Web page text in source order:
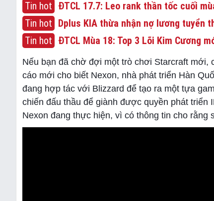
Tin hot ĐTCL 17.7: Leo rank thần tốc cuối
Tin hot Dplus KIA thừa nhận nợ lương tuyển
Tin hot ĐTCL Mùa 18: Top 3 Lõi Kim Cương
Nếu bạn đã chờ đợi một trò chơi Starcraft
cáo mới cho biết Nexon, nhà phát triển Hàn
đang hợp tác với Blizzard để tạo ra một tựa
chiến đấu thầu để giành được quyền phát triển
Nexon đang thực hiện, vì có thông tin cho rằng